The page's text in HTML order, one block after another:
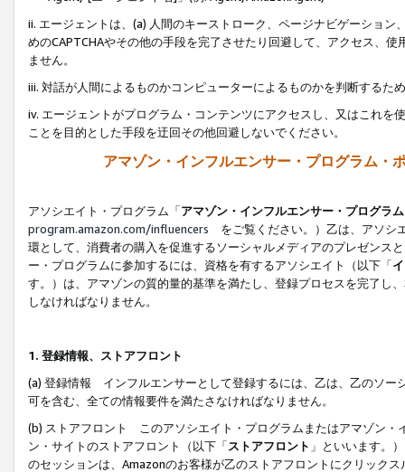
ii. エージェントは、(a) 人間のキーストローク、ページナビゲーショ
めのCAPTCHAやその他の手段を完了させたり回避して、アクセス、
ません。
iii. 対話が人間によるものかコンピューターによるものかを判断するた
iv. エージェントがプログラム・コンテンツにアクセスし、又はこれ
ことを目的とした手段を迂回その他回避しないでください。
アマゾン・インフルエンサー・プログラム・
アソシエイト・プログラム「アマゾン・インフルエンサー・プログラム
program.amazon.com/influencers をご覧ください。）乙は、アソシ
環として、消費者の購入を促進するソーシャルメディアのプレゼンス
ー・プログラムに参加するには、資格を有するアソシエイト（以下「
す。）は、アマゾンの質的量的基準を満たし、登録プロセスを完了し、
しなければなりません。
1. 登録情報、ストアフロント
(a) 登録情報 インフルエンサーとして登録するには、乙は、乙のソー
可を含む、全ての情報要件を満たさなければなりません。
(b) ストアフロント このアソシエイト・プログラムまたはアマゾン・
ン・サイトのストアフロント（以下「ストアフロント 」といいます。
のセッションは、Amazonのお客様が乙のストアフロントにクリック